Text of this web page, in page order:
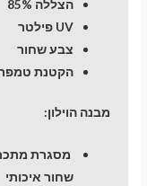
הצללה 85%
UV פילטר
צבע שחור
הקטנת
מבנה הוילון:
שחור איכותי